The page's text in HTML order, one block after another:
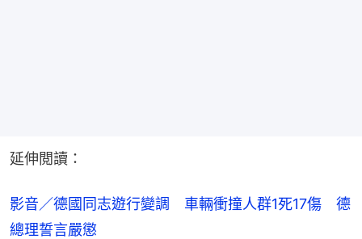
延伸閲讀：
影音／德國同志遊行變調　車輛衝撞人群1死17傷　德
總理誓言嚴懲